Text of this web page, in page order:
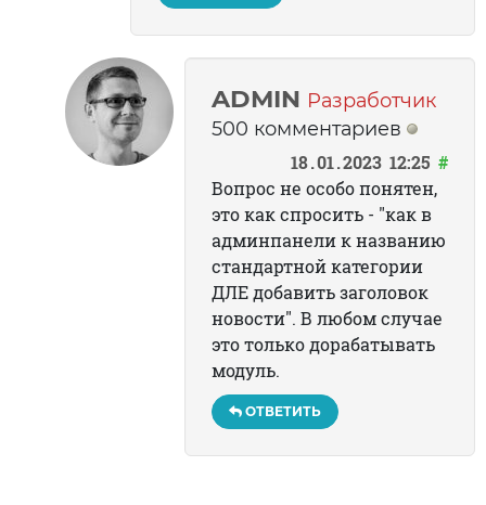
ADMIN Разработчик
500 комментариев
18 01 2023 12:25 #
Вопрос не особо понятен,
это как спросить - "как в
админпанели к названию
стандартной категории
ДЛЕ добавить заголовок
новости". В любом случае
это только дорабатывать
модуль.
ОТВЕТИТЬ